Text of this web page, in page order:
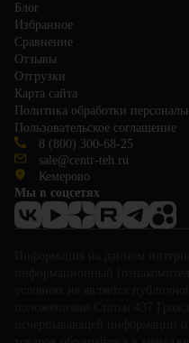
Блог
Избранное
Сравнение
Отзывы
Отгрузки
Карта сайта
Политика обработки
Пользовательское соглашение
8 (800) 300-68-25
sale@centr-teh.ru
Кемерово
Мы в соцсетях
положениями Статьи 437